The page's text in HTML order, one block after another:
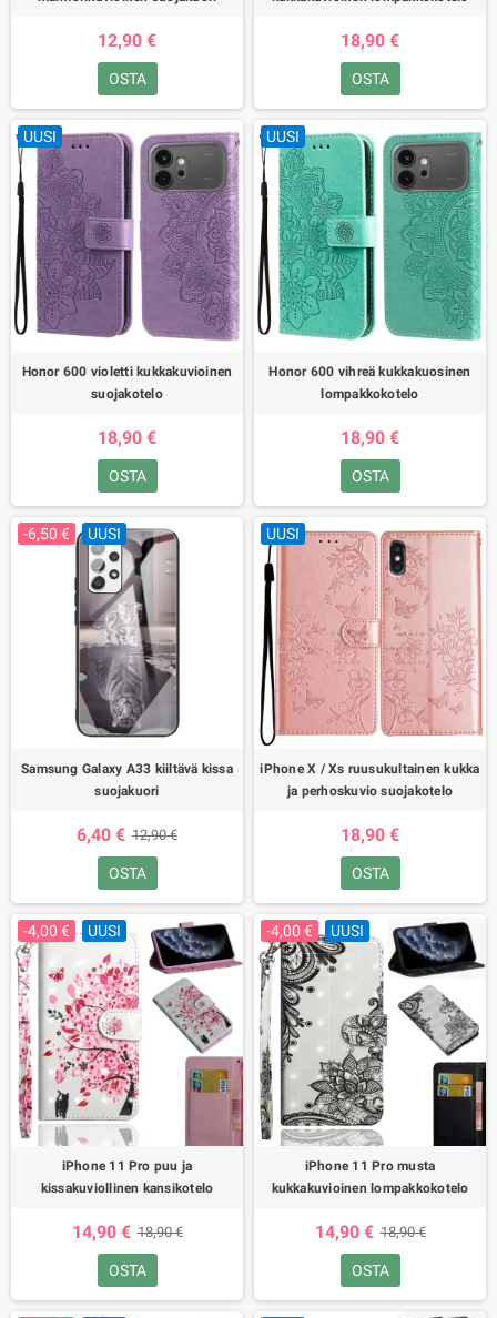
12,90 €
OSTA
18,90 €
OSTA
UUSI
Honor 600 violetti kukkakuvioinen
suojakotelo
18,90 €
OSTA
UUSI
Honor 600 vihreä kukkakuosinen
lompakkokotelo
18,90 €
OSTA
-6,50 € UUSI
Samsung Galaxy A33 kiiltävä kissa
suojakuori
6,40 € 12,90 €
OSTA
UUSI
iPhone X / Xs ruusukultainen kukka
ja perhoskuvio suojakotelo
18,90 €
OSTA
-4,00 € UUSI
iPhone 11 Pro puu ja
kissakuviollinen kansikotelo
14,90 € 18,90 €
OSTA
-4,00 € UUSI
iPhone 11 Pro musta
kukkakuvioinen lompakkokotelo
14,90 € 18,90 €
OSTA